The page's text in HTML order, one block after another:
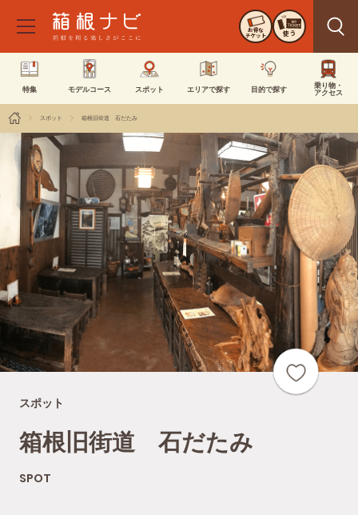
お得な
チケット 使う
特集 モデルコース スポット エリアで探す 目的で探す
乗り物・
アクセス
スポット 箱根旧街道 石だたみ
スポット
箱根旧街道 石だたみ
SPOT